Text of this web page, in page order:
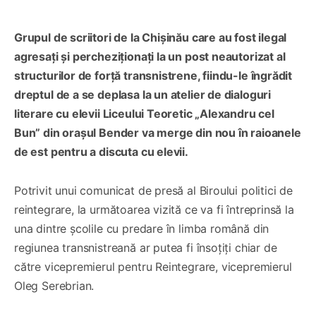
Grupul de scriitori de la Chișinău care au fost ilegal
agresați și percheziționați la un post neautorizat al
structurilor de forță transnistrene, fiindu-le îngrădit
dreptul de a se deplasa la un atelier de dialoguri
literare cu elevii Liceului Teoretic „Alexandru cel
Bun” din orașul Bender va merge din nou în raioanele
de est pentru a discuta cu elevii.
Potrivit unui comunicat de presă al Biroului politici de
reintegrare, la următoarea vizită ce va fi întreprinsă la
una dintre școlile cu predare în limba română din
regiunea transnistreană ar putea fi însoțiți chiar de
către vicepremierul pentru Reintegrare, vicepremierul
Oleg Serebrian.